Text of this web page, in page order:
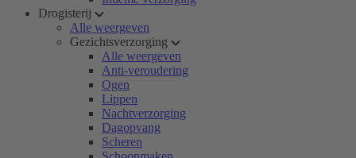
Drogisterij
Alle weergeven
Gezichtsverzorging
Alle weergeven
Anti-veroudering
Ogen
Lippen
Nachtverzorging
Dagopvang
Scheren